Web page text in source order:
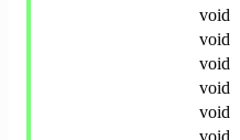
void
void
void
void
void